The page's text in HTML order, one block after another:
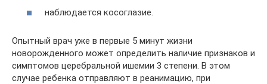
наблюдается косоглазие.
Опытный врач уже в первые 5 минут жизни
новорожденного может определить наличие признаков и
симптомов церебральной ишемии 3 степени. В этом
случае ребенка отправляют в реанимацию, при